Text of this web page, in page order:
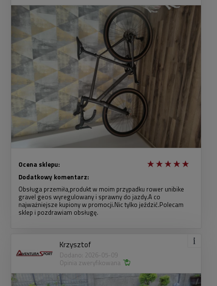
Ocena sklepu:
Dodatkowy komentarz:
Obsługa przemiła,produkt w moim przypadku rower unibike
gravel geos wyregulowany i sprawny do jazdy.A co
najważniejsze kupiony w promocji.Nic tylko jeździć.Polecam
sklep i pozdrawiam obsługę.
Krzysztof
Dodano: 2026-05-09
Opinia zweryfikowana